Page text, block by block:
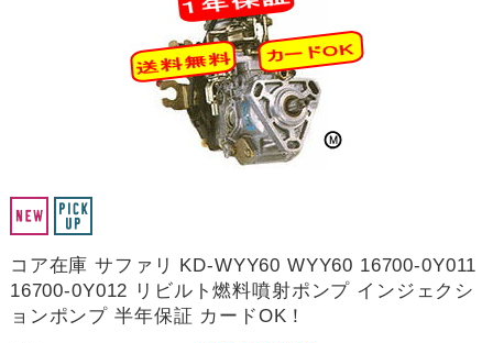
コア在庫 サファリ KD-WYY60 WYY60 16700-0Y011
16700-0Y012 リビルト燃料噴射ポンプ インジェクシ
ョンポンプ 半年保証 カードOK！